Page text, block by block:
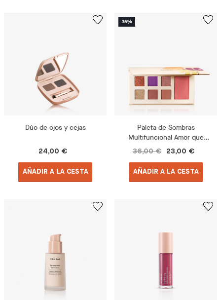
Dúo de ojos y cejas
24,00 €
AÑADIR A LA CESTA
Paleta de Sombras
Multifuncional Amor que
Florece
36,00 € 23,00 €
AÑADIR A LA CESTA